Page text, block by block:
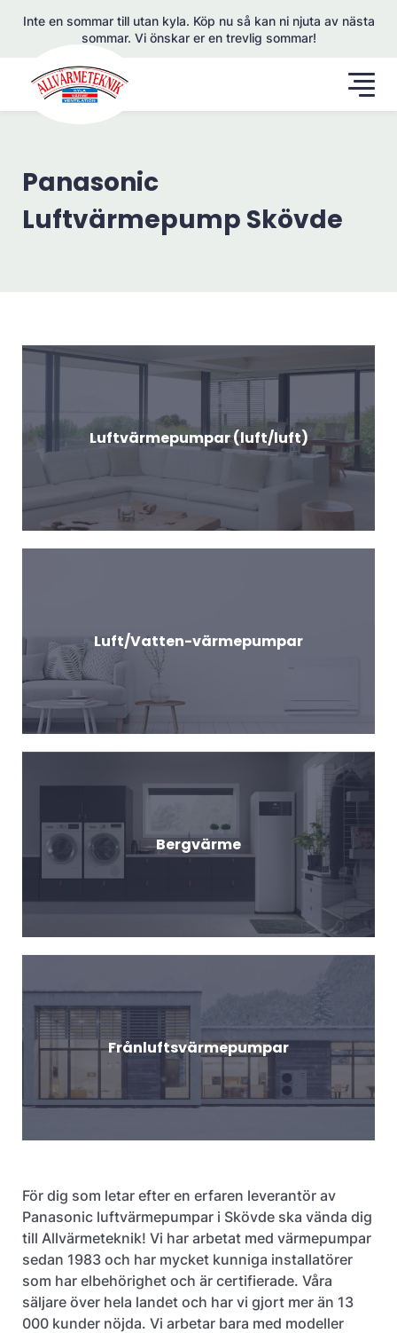
Inte en sommar till utan kyla. Köp nu så kan ni njuta av nästa
sommar. Vi önskar er en trevlig sommar!
Panasonic
Luftvärmepump Skövde
Luftvärmepumpar (luft/luft)
Luft/Vatten-värmepumpar
Bergvärme
Frånluftsvärmepumpar
För dig som letar efter en erfaren leverantör av
Panasonic luftvärmepumpar i Skövde ska vända dig
till Allvärmeteknik! Vi har arbetat med värmepumpar
sedan 1983 och har mycket kunniga installatörer
som har elbehörighet och är certifierade. Våra
säljare över hela landet och har vi gjort mer än 13
000 kunder nöjda. Vi arbetar bara med modeller